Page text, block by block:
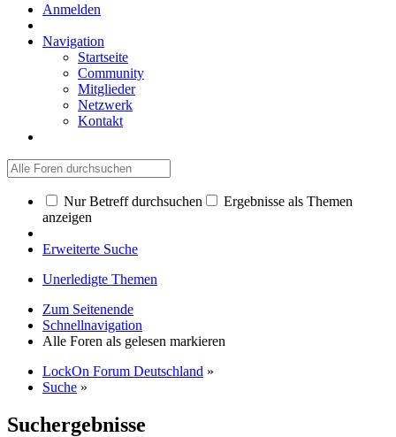
Anmelden
Navigation
Startseite
Community
Mitglieder
Netzwerk
Kontakt
Nur Betreff durchsuchen
Ergebnisse als Themen
anzeigen
Erweiterte Suche
Unerledigte Themen
Zum Seitenende
Schnellnavigation
Alle Foren als gelesen markieren
LockOn Forum Deutschland »
Suche »
Suchergebnisse